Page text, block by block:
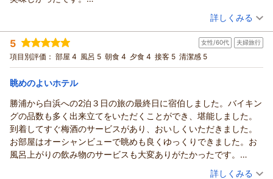
（返信日：2026/07/27）
またご多用の中、心温まるご感想をお寄せいただきましたこ
お足元がご不自由とのことでございましたが、駐車場やレスト
ランのお席につきまして、お客様に少しでも快適にお過ごしい
ただけたご様子を伺い、スタッフ一同大変嬉しく拝読いたしま
した。
これからもすべてのお客様に安心して快適にお過ごしいただけ
ぜひまた南紀白浜へお越しの際は、当館をご利用いただけます
ことをスタッフ一同、心よりお待ち申し上げております。
白浜古賀の井リゾート＆スパ
宮本
（返信日：2026/07/27）
（投稿日：2026/07/20）
宿泊時期： 2026年07月宿泊 (夫婦旅行)
投稿者： みゆきさん
宿泊プラン： ＜ビュッフェ＞【アーリーアウト◆チェックアウト10時】早め
の出発の方に♪
ツイン 朝・夕
宿泊価格帯： 16,001～17,000円(大人一人あたり/税込)
白浜古賀の井リゾート＆スパからの返信
みゆき様
このたびは白浜古賀の井リゾート＆スパにご宿泊いただき、ま
たご感想をお寄せいただきまして、誠にありがとうございま
す。
チェックインの際には、お並び頂いている間のご案内がお役に
詳しくみる
5 女性/60代 夫婦旅行
項目別評価： 部屋 4 風呂 5 朝食 4 夕食 4 接客 5 清潔感 5
眺めのよいホテル
勝浦から白浜への2泊３日の旅の最終日に宿伯しました。バイキン
グの品数も多く出来立てをいただくことができ、堪能しました。
到着してすぐ梅酒のサービスがあり、おいしくいただきました。
お部屋はオーシャンビューで眺めも良くゆっくりできました。お
風呂上がりの飲み物のサービスも大変ありがたかったです。
また、機会があれば孫たちも連れて宿泊したいと思います。
（投稿日：2026/07/19）
詳しくみる